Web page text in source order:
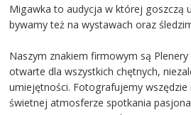
Migawka to audycja w której goszczą
bywamy też na wystawach oraz
Naszym znakiem firmowym są
otwarte dla wszystkich chętnych,
umiejętności. Fotografujemy
świetnej atmosferze spotkania